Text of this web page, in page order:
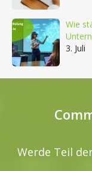
Wie
3. Juli
Werde Teil